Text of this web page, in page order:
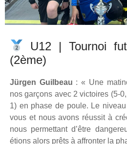
U12 | Tournoi
(2ème)
Jürgen Guilbeau : « Une
nos garçons avec 2 victoires (5-
1) en phase de poule. Le
vous et nous avons réussit à
nous permettant d’être
étions alors prêts à affronter la